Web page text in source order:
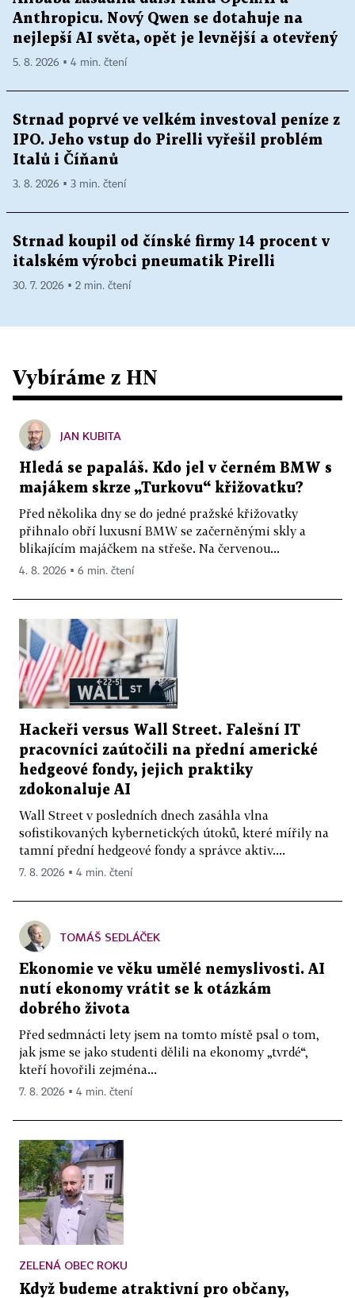
Anthropicu. Nový Qwen se dotahuje na
nejlepší AI světa, opět je levnější a otevřený
5. 8. 2026 ▪ 4 min. čtení
Strnad poprvé ve velkém investoval peníze z
IPO. Jeho vstup do Pirelli vyřešil problém
Italů i Číňanů
3. 8. 2026 ▪ 3 min. čtení
Strnad koupil od čínské firmy 14 procent v
italském výrobci pneumatik Pirelli
30. 7. 2026 ▪ 2 min. čtení
Vybíráme z HN
JAN KUBITA
Hledá se papaláš. Kdo jel v černém BMW s
majákem skrze „Turkovu“ křižovatku?
Před několika dny se do jedné pražské křižovatky
přihnalo obří luxusní BMW se začerněnými skly a
blikajícím majáčkem na střeše. Na červenou...
4. 8. 2026 ▪ 6 min. čtení
Hackeři versus Wall Street. Falešní IT
pracovníci zaútočili na přední americké
hedgeové fondy, jejich praktiky
zdokonaluje AI
Wall Street v posledních dnech zasáhla vlna
sofistikovaných kybernetických útoků, které mířily na
tamní přední hedgeové fondy a správce aktiv....
7. 8. 2026 ▪ 4 min. čtení
TOMÁŠ SEDLÁČEK
Ekonomie ve věku umělé nemyslivosti. AI
nutí ekonomy vrátit se k otázkám
dobrého života
Před sedmnácti lety jsem na tomto místě psal o tom,
jak jsme se jako studenti dělili na ekonomy „tvrdé“,
kteří hovořili zejména...
7. 8. 2026 ▪ 4 min. čtení
ZELENÁ OBEC ROKU
Když budeme atraktivní pro občany,